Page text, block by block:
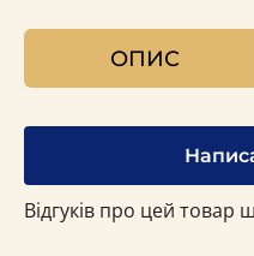
ОПИС
Відгуків про цей товар